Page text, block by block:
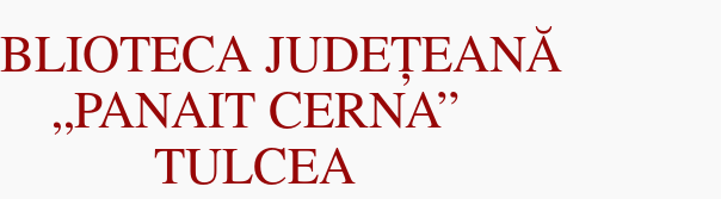
JUDEȚEANĂ
„PANAIT CERNA”
TULCEA